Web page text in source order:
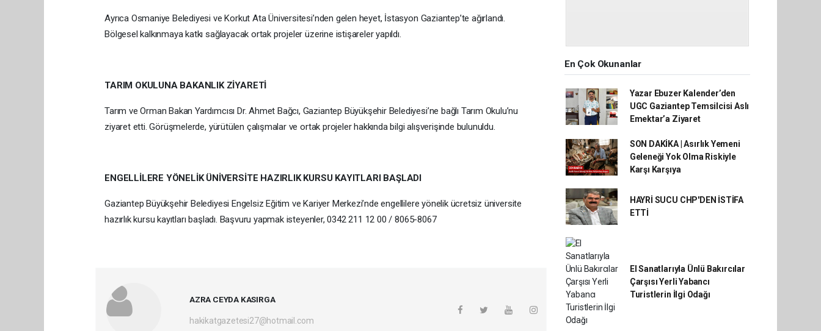
Ayrıca Osmaniye Belediyesi ve Korkut Ata Üniversitesi’nden gelen heyet, İstasyon Gaziantep’te ağırlandı.
Bölgesel kalkınmaya katkı sağlayacak ortak projeler üzerine istişareler yapıldı.
TARIM OKULUNA BAKANLIK ZİYARETİ
Tarım ve Orman Bakan Yardımcısı Dr. Ahmet Bağcı, Gaziantep Büyükşehir Belediyesi’ne bağlı Tarım Okulu’nu
ziyaret etti. Görüşmelerde, yürütülen çalışmalar ve ortak projeler hakkında bilgi alışverişinde bulunuldu.
ENGELLİLERE YÖNELİK ÜNİVERSİTE HAZIRLIK KURSU KAYITLARI BAŞLADI
Gaziantep Büyükşehir Belediyesi Engelsiz Eğitim ve Kariyer Merkezi’nde engellilere yönelik ücretsiz üniversite
hazırlık kursu kayıtları başladı. Başvuru yapmak isteyenler, 0342 211 12 00 / 8065-8067
AZRA CEYDA KASIRGA
hakikatgazetesi27@hotmail.com
En Çok Okunanlar
Yazar Ebuzer Kalender’den
UGC Gaziantep Temsilcisi Aslı
Emektar’a Ziyaret
SON DAKİKA | Asırlık Yemeni
Geleneği Yok Olma Riskiyle
Karşı Karşıya
HAYRİ SUCU CHP'DEN İSTİFA
ETTİ
El Sanatlarıyla Ünlü Bakırcılar
Çarşısı Yerli Yabancı
Turistlerin İlgi Odağı